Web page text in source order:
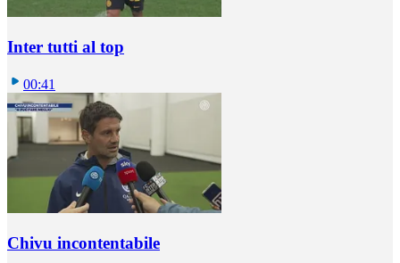
Inter tutti al top
00:41
Chivu incontentabile